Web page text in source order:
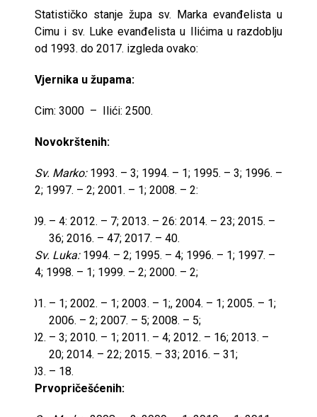
Statističko stanje župa sv. Marka evanđelista u
Cimu i sv. Luke evanđelista u Ilićima u razdoblju
od 1993. do 2017. izgleda ovako:
Vjernika u župama:
Cim: 3000 – Ilići: 2500.
Novokrštenih:
Sv. Marko:1993. – 3; 1994. – 1; 1995. – 3; 1996. –
2; 1997. – 2; 2001. – 1; 2008. – 2:
– 4: 2012. – 7; 2013. – 26: 2014. – 23; 2015. –
36; 2016. – 47; 2017. – 40.
Sv. Luka:1994. – 2; 1995. – 4; 1996. – 1; 1997. –
4; 1998. – 1; 1999. – 2; 2000. – 2;
– 1; 2002. – 1; 2003. – 1;, 2004. – 1; 2005. – 1;
2006. – 2; 2007. – 5; 2008. – 5;
– 3; 2010. – 1; 2011. – 4; 2012. – 16; 2013. –
20; 2014. – 22; 2015. – 33; 2016. – 31;
– 18.
Prvopričešćenih: